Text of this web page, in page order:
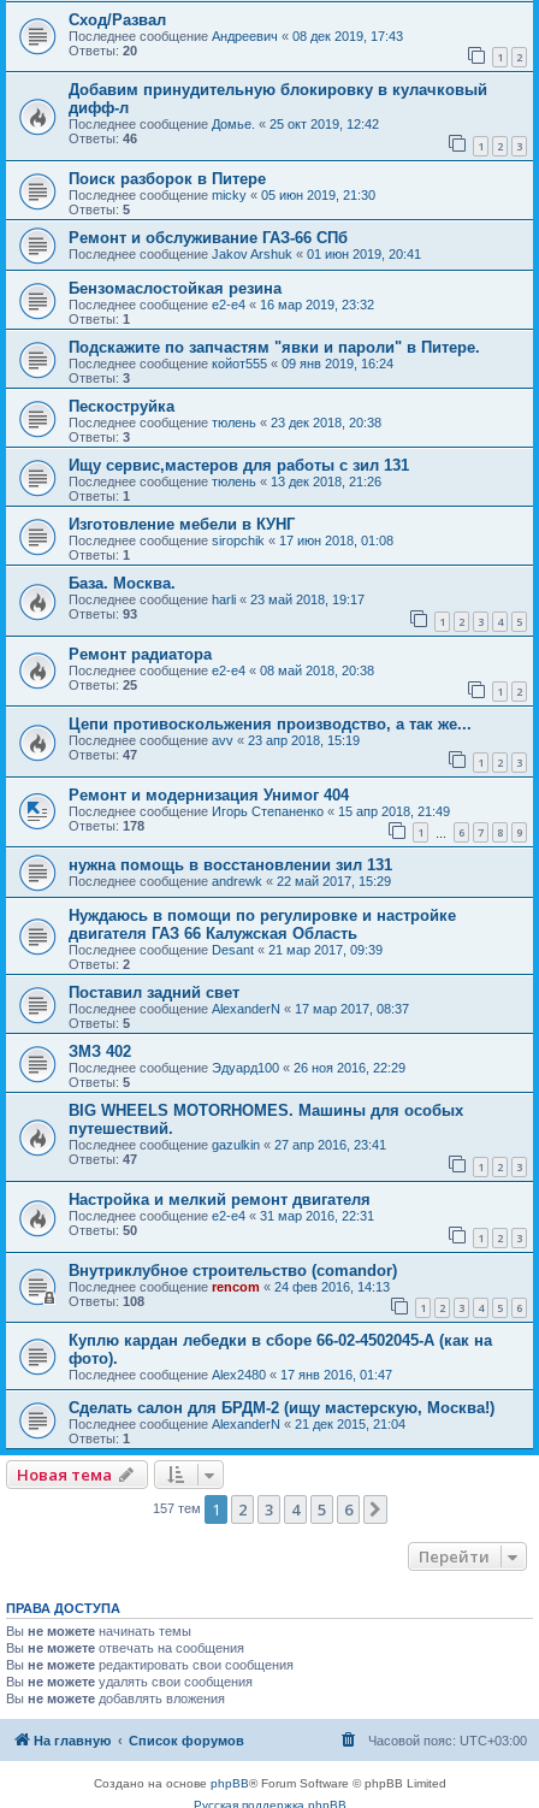
Сход/Развал
Последнее сообщение Андреевич « 08 дек 2019, 17:43
Ответы: 20 1 2
Добавим принудительную блокировку в кулачковый
дифф-л
Последнее сообщение Домье. « 25 окт 2019, 12:42
Ответы: 46 1 2 3
Поиск разборок в Питере
Последнее сообщение micky « 05 июн 2019, 21:30
Ответы: 5
Ремонт и обслуживание ГАЗ-66 СПб
Последнее сообщение Jakov Arshuk « 01 июн 2019, 20:41
Бензомаслостойкая резина
Последнее сообщение e2-e4 « 16 мар 2019, 23:32
Ответы: 1
Подскажите по запчастям "явки и пароли" в Питере.
Последнее сообщение койот555 « 09 янв 2019, 16:24
Ответы: 3
Пескоструйка
Последнее сообщение тюлень « 23 дек 2018, 20:38
Ответы: 3
Ищу сервис,мастеров для работы с зил 131
Последнее сообщение тюлень « 13 дек 2018, 21:26
Ответы: 1
Изготовление мебели в КУНГ
Последнее сообщение siropchik « 17 июн 2018, 01:08
Ответы: 1
База. Москва.
Последнее сообщение harli « 23 май 2018, 19:17
Ответы: 93 1 2 3 4 5
Ремонт радиатора
Последнее сообщение e2-e4 « 08 май 2018, 20:38
Ответы: 25 1 2
Цепи противоскольжения производство, а так же...
Последнее сообщение avv « 23 апр 2018, 15:19
Ответы: 47 1 2 3
Ремонт и модернизация Унимог 404
Последнее сообщение Игорь Степаненко « 15 апр 2018, 21:49
Ответы: 178 1 6 7 8 9
нужна помощь в восстановлении зил 131
Последнее сообщение andrewk « 22 май 2017, 15:29
Нуждаюсь в помощи по регулировке и настройке
двигателя ГАЗ 66 Калужская Область
Последнее сообщение Desant « 21 мар 2017, 09:39
Ответы: 2
Поставил задний свет
Последнее сообщение AlexanderN « 17 мар 2017, 08:37
Ответы: 5
ЗМЗ 402
Последнее сообщение Эдуард100 « 26 ноя 2016, 22:29
Ответы: 5
BIG WHEELS MOTORHOMES. Машины для особых
путешествий.
Последнее сообщение gazulkin « 27 апр 2016, 23:41
Ответы: 47 1 2 3
Настройка и мелкий ремонт двигателя
Последнее сообщение e2-e4 « 31 мар 2016, 22:31
Ответы: 50 1 2 3
Внутриклубное строительство (comandor)
Последнее сообщение rencom « 24 фев 2016, 14:13
Ответы: 108 1 2 3 4 5 6
Куплю кардан лебедки в сборе 66-02-4502045-А (как на
фото).
Последнее сообщение Alex2480 « 17 янв 2016, 01:47
Сделать салон для БРДМ-2 (ищу мастерскую, Москва!)
Последнее сообщение AlexanderN « 21 дек 2015, 21:04
Ответы: 1
Новая тема
157 тем 1 2 3 4 5 6
Перейти
ПРАВА ДОСТУПА
Вы не можете начинать темы
Вы не можете отвечать на сообщения
Вы не можете редактировать свои сообщения
Вы не можете удалять свои сообщения
Вы не можете добавлять вложения
На главную Список форумов Часовой пояс: UTC+03:00
Создано на основе phpBB® Forum Software © phpBB Limited